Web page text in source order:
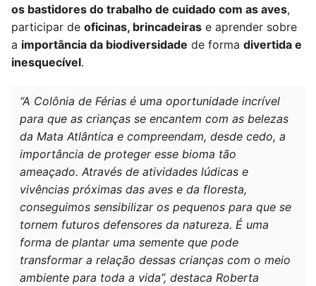
os bastidores do trabalho de cuidado com as aves,
participar de oficinas, brincadeiras e aprender sobre
a importância da biodiversidade de forma divertida e
inesquecível.
“A Colônia de Férias é uma oportunidade incrível
para que as crianças se encantem com as belezas
da Mata Atlântica e compreendam, desde cedo, a
importância de proteger esse bioma tão
ameaçado. Através de atividades lúdicas e
vivências próximas das aves e da floresta,
conseguimos sensibilizar os pequenos para que se
tornem futuros defensores da natureza. É uma
forma de plantar uma semente que pode
transformar a relação dessas crianças com o meio
ambiente para toda a vida”, destaca Roberta